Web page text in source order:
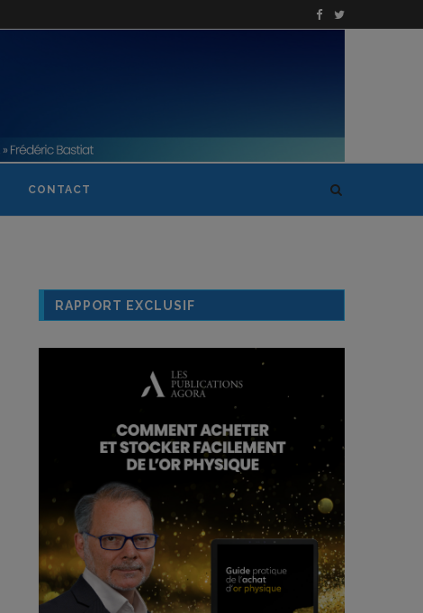
CONTACT
RAPPORT EXCLUSIF